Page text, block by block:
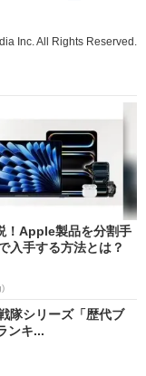
Inc. All Rights Reserved.
！Apple製品を分割手
入手する方法とは？
隊シリーズ「歴代ブ
ンキ...